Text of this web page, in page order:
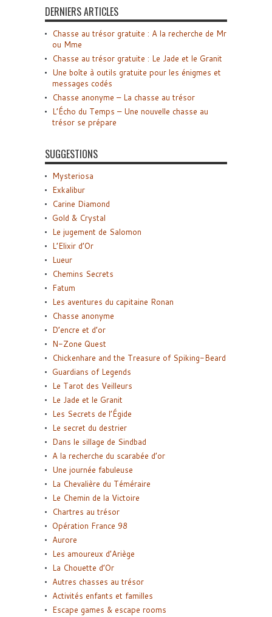
DERNIERS ARTICLES
Chasse au trésor gratuite : A la recherche de Mr
ou Mme
Chasse au trésor gratuite : Le Jade et le Granit
Une boîte à outils gratuite pour les énigmes et
messages codés
Chasse anonyme – La chasse au trésor
L’Écho du Temps – Une nouvelle chasse au
trésor se prépare
SUGGESTIONS
Mysteriosa
Exkalibur
Carine Diamond
Gold & Crystal
Le jugement de Salomon
L’Elixir d’Or
Lueur
Chemins Secrets
Fatum
Les aventures du capitaine Ronan
Chasse anonyme
D’encre et d’or
N-Zone Quest
Chickenhare and the Treasure of Spiking-Beard
Guardians of Legends
Le Tarot des Veilleurs
Le Jade et le Granit
Les Secrets de l’Égide
Le secret du destrier
Dans le sillage de Sindbad
A la recherche du scarabée d’or
Une journée fabuleuse
La Chevalière du Téméraire
Le Chemin de la Victoire
Chartres au trésor
Opération France 98
Aurore
Les amoureux d’Ariège
La Chouette d’Or
Autres chasses au trésor
Activités enfants et familles
Escape games & escape rooms